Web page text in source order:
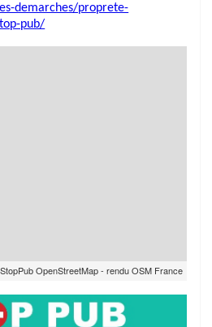
demarches/proprete-
pub/
OpenStreetMap - rendu OSM France